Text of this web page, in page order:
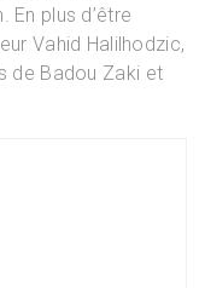
plus d’être
Vahid Halilhodzic,
de Badou Zaki et